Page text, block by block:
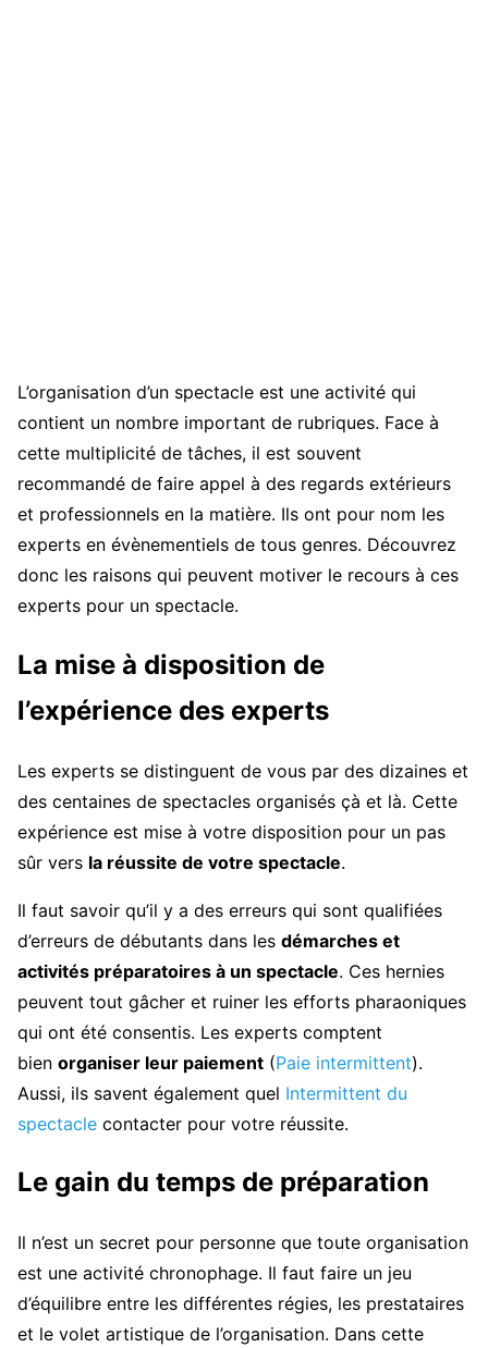
L’organisation d’un spectacle est une activité qui
contient un nombre important de rubriques. Face à
cette multiplicité de tâches, il est souvent
recommandé de faire appel à des regards extérieurs
et professionnels en la matière. Ils ont pour nom les
experts en évènementiels de tous genres. Découvrez
donc les raisons qui peuvent motiver le recours à ces
experts pour un spectacle.
La mise à disposition de
l’expérience des experts
Les experts se distinguent de vous par des dizaines et
des centaines de spectacles organisés çà et là. Cette
expérience est mise à votre disposition pour un pas
sûr vers la réussite de votre spectacle.
Il faut savoir qu’il y a des erreurs qui sont qualifiées
d’erreurs de débutants dans les démarches et
activités préparatoires à un spectacle. Ces hernies
peuvent tout gâcher et ruiner les efforts pharaoniques
qui ont été consentis. Les experts comptent
bien organiser leur paiement (Paie intermittent).
Aussi, ils savent également quel Intermittent du
spectacle contacter pour votre réussite.
Le gain du temps de préparation
Il n’est un secret pour personne que toute organisation
est une activité chronophage. Il faut faire un jeu
d’équilibre entre les différentes régies, les prestataires
et le volet artistique de l’organisation. Dans cette